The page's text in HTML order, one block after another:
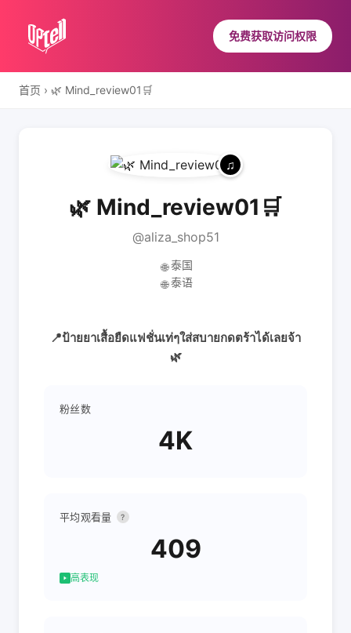
免费获取访问权限
首页 › 🌿 Mind_review01🛒
🌿 Mind_review01🛒
@aliza_shop51
🌐 泰国
🌐 泰语
📍ป้ายยาเสื้อยืดแฟชั่นเท่ๆใส่สบายกดตร้าได้เลยจ้า
🌿
粉丝数
4K
平均观看量 ?
409
高表现